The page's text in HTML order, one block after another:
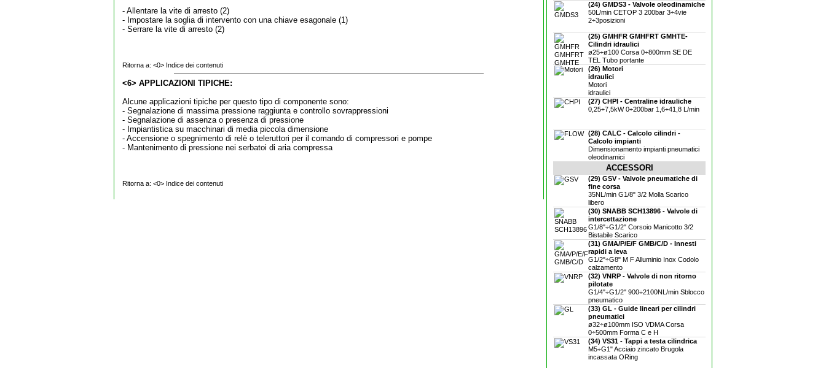
- Allentare la vite di arresto (2)
- Impostare la soglia di intervento con una chiave esagonale (1)
- Serrare la vite di arresto (2)
Ritorna a: <0> Indice dei contenuti
<6> APPLICAZIONI TIPICHE:
Alcune applicazioni tipiche per questo tipo di componente sono:
- Segnalazione di massima pressione raggiunta e controllo sovrappressioni
- Segnalazione di assenza o presenza di pressione
- Impiantistica su macchinari di media piccola dimensione
- Accensione o spegnimento di relè o teleruttori per il comando di compressori e pompe
- Mantenimento di pressione nei serbatoi di aria compressa
Ritorna a: <0> Indice dei contenuti
(24) GMDS3 - Valvole oleodinamiche
50L/min CETOP 3 200bar 3÷4vie
2÷3posizioni
(25) GMHFR GMHFRT GMHTE-
Cilindri idraulici
ø25÷ø100 Corsa 0÷800mm SE DE
TEL Tubo portante
(26) Motori
idraulici
Motori
idraulici
(27) CHPI - Centraline idrauliche
0,25÷7,5kW 0÷200bar 1,6÷41,8 L/min
(28) CALC - Calcolo cilindri -
Calcolo impianti
Dimensionamento impianti pneumatici
oleodinamici
ACCESSORI
(29) GSV - Valvole pneumatiche di
fine corsa
35NL/min G1/8" 3/2 Molla Scarico
libero
(30) SNABB SCH13896 - Valvole di
intercettazione
G1/8"÷G1/2" Corsoio Manicotto 3/2
Bistabile Scarico
(31) GMA/P/E/F GMB/C/D - Innesti
rapidi a leva
G1/2"÷G8" M F Alluminio Inox Codolo
calzamento
(32) VNRP - Valvole di non ritorno
pilotate
G1/4"÷G1/2" 900÷2100NL/min Sblocco
pneumatico
(33) GL - Guide lineari per cilindri
pneumatici
ø32÷ø100mm ISO VDMA Corsa
0÷500mm Forma C e H
(34) VS31 - Tappi a testa cilindrica
M5÷G1" Acciaio zincato Brugola
incassata ORing